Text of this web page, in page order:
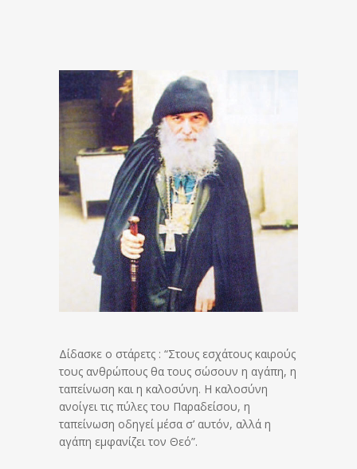
Δίδασκε ο στάρετς : “Στους εσχάτους καιρούς
τους ανθρώπους θα τους σώσουν η αγάπη, η
ταπείνωση και η καλοσύνη. Η καλοσύνη
ανοίγει τις πύλες του Παραδείσου, η
ταπείνωση οδηγεί μέσα σ’ αυτόν, αλλά η
αγάπη εμφανίζει τον Θεό”.